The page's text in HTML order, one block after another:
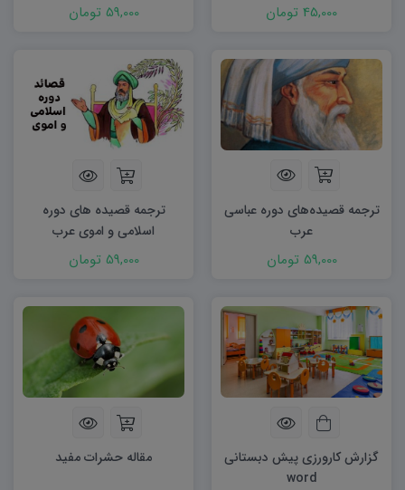
45,000 تومان 59,000 تومان
ترجمه قصیده‌های دوره عباسی
عرب
59,000 تومان
ترجمه قصیده های دوره
اسلامی و اموی عرب
59,000 تومان
گزارش کارورزی پیش دبستانی
word
مقاله حشرات مفید